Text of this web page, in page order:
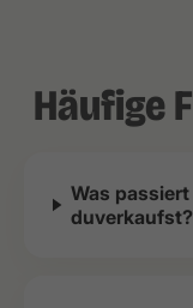
Häufige
Was
duverkaufst?